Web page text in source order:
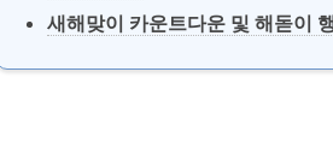
새해맞이 카운트다운 및 해돋이